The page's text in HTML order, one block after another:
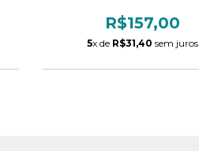
R$157,00
5x de R$31,40 sem juros